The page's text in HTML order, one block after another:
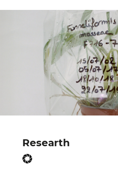
Researth